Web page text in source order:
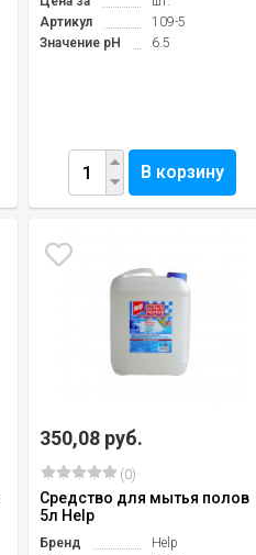
Артикул
109-5
Значение pH
6.5
В корзину
350,08 руб.
(0)
Средство для мытья полов
5л Help
Бренд
Help